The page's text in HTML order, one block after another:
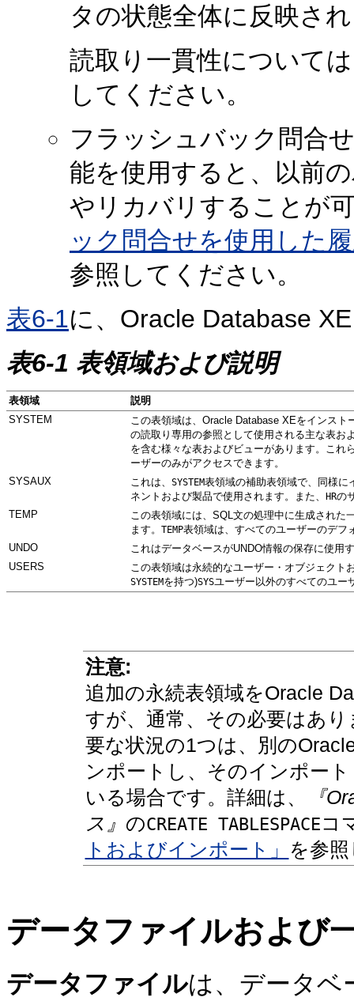
タの状態全体に反映さ
読取り一貫性について
してください。
フラッシュバック問合
能を使用すると、以前
やリカバリすることが
ック問合せを使用した
参照してください。
表6-1に、Oracle Database
表6-1 表領域および説明
表領域
説明
SYSTEM
この表領域は、Oracle Database XEをインス
の読取り専用の参照として使用される主な表お
を含む様々な表およびビューがあります。これ
ーザーのみがアクセスできます。
SYSAUX これは、 SYSTEM表領域の補助表領域で、同様に
ネントおよび製品で使用されます。また、 HRの
TEMP
この表領域には、SQL文の処理中に生成され
ます。 TEMP表領域は、すべてのユーザーのデフ
UNDO
これはデータベースがUNDO情報の保存に使用
US ERS この表領域は永続的なユーザー・オブジェク
SYSTEMを持つ)SYSユーザー以外のすべてのユー
注意:
追加の永続表領域をOracle
すが、通常、その必要はあ
要な状況の1つは、別の
ンポートし、そのインポー
いる場合です。詳細は、
『
ス』 のCREATE TABLESPACEコ
トおよびインポート」
を参
データ ファイルおよび
データファイルは、データベ